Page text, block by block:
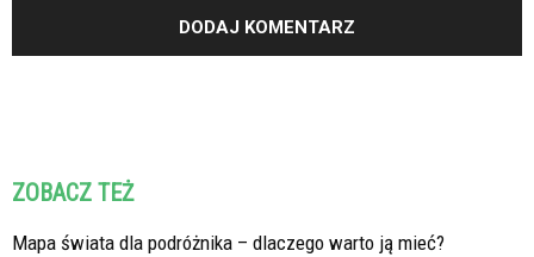
ZOBACZ TEŻ
Mapa świata dla podróżnika – dlaczego warto ją mieć?